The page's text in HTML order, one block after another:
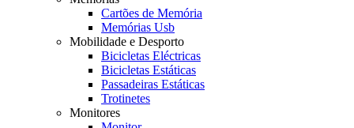
Cartões de Memória
Memórias Usb
Mobilidade e Desporto
Bicicletas Eléctricas
Bicicletas Estáticas
Passadeiras Estáticas
Trotinetes
Monitores